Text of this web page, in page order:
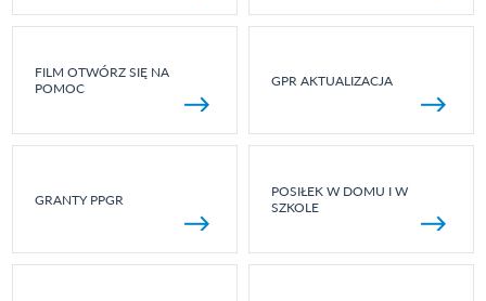
FILM OTWÓRZ SIĘ NA
POMOC
GPR AKTUALIZACJA
GRANTY PPGR
POSIŁEK W DOMU I W
SZKOLE